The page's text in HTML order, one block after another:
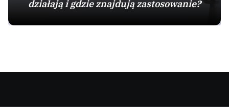
działają i gdzie znajdują zastosowanie?